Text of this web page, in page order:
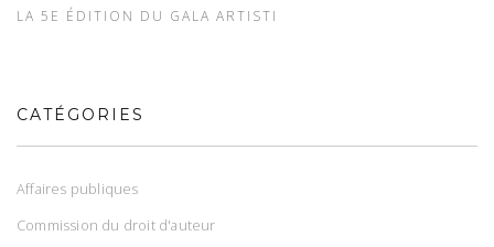
LA 5E ÉDITION DU GALA ARTISTI
CATÉGORIES
Affaires publiques
Commission du droit d'auteur